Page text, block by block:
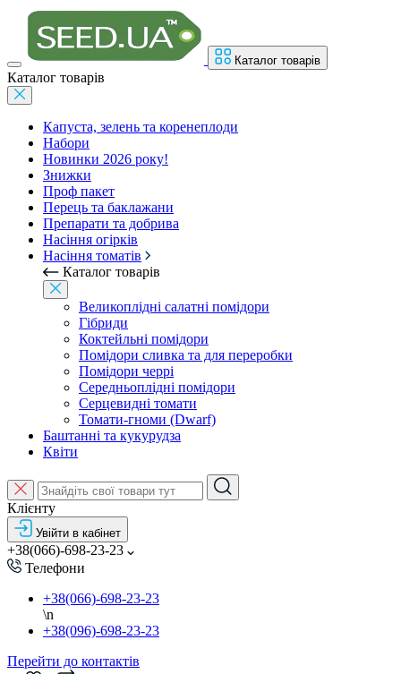
Каталог товарів
Каталог товарів
Капуста, зелень та коренеплоди
Набори
Новинки 2026 року!
Знижки
Проф пакет
Перець та баклажани
Препарати та добрива
Насіння огірків
Насіння томатів
Каталог товарів
Великоплідні салатні помідори
Гібриди
Коктейльні помідори
Помідори сливка та для переробки
Помідори черрі
Середньоплідні помідори
Серцевидні томати
Томати-гноми (Dwarf)
Баштанні та кукурудза
Квіти
Клієнту
Увійти в кабінет
+38(066)-698-23-23
Телефони
+38(066)-698-23-23
\n
+38(096)-698-23-23
Перейти до контактів